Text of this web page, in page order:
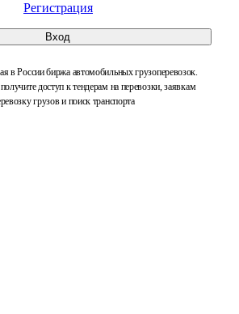
Регистрация
Вход
в России биржа автомобильных грузоперевозок.
доступ к тендерам на перевозки, заявкам
грузов и поиск транспорта